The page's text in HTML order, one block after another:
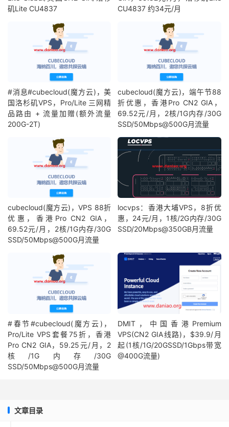
矶Lite CU4837
CU4837 约34元/月
#消息#cubecloud(魔方云)，美
国洛杉矶VPS，Pro/Lite 三网精
品路由 + 流量加赠(额外流量
200G-2T)
cubecloud(魔方云)，端午节88
折优惠，香港Pro CN2 GIA，
69.52元/月，2核/1G内存/30G
SSD/50Mbps@500G月流量
cubecloud(魔方云)，VPS 88折
优惠，香港Pro CN2 GIA，
69.52元/月，2核/1G内存/30G
SSD/50Mbps@500G月流量
locvps：香港大埔VPS，8折优
惠，24元/月，1核/2G内存/30G
SSD/20Mbps@350GB月流量
#春节#cubecloud(魔方云)，
Pro/Lite VPS套餐75折，香港
Pro CN2 GIA，59.25元/月，2
核/1G内存/30G
SSD/50Mbps@500G月流量
DMIT，中国香港Premium
VPS(CN2 GIA线路)，$39.9/月
起(1核/1G/20GSSD/1Gbps带宽
@400G流量)
文章目录